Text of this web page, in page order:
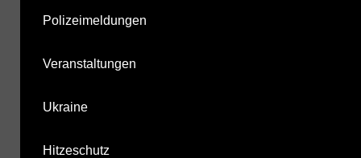
Polizeimeldungen
Veranstaltungen
Ukraine
Hitzeschutz